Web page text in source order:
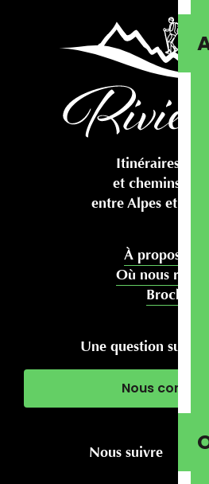
Itinéraires
et chemins
entre Alpes et
À propos de
Où nous
Brochures
Une question sur
Nous
Nous suivre